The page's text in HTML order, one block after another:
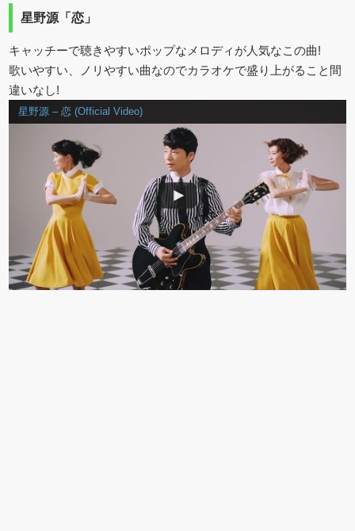
星野源「恋」
キャッチーで聴きやすいポップなメロディが人気なこの曲!
歌いやすい、ノリやすい曲なのでカラオケで盛り上がること間
違いなし!
星野源 – 恋 (Official Video)